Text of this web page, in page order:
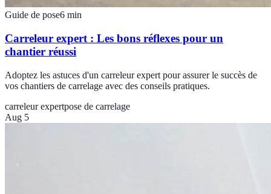
Guide de pose6 min
Carreleur expert : Les bons réflexes pour un
chantier réussi
Adoptez les astuces d'un carreleur expert pour assurer le succès de
vos chantiers de carrelage avec des conseils pratiques.
carreleur expertpose de carrelage
Aug 5